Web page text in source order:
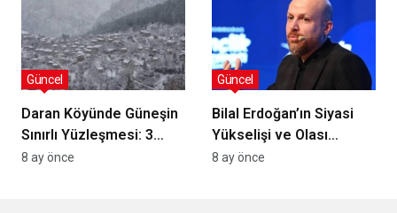
Daran Köyünde Güneşin
Sınırlı Yüzleşmesi: 3
Saatlik Aydınlık Döngüsü
Güncel
8 ay önce
Bilal Erdoğan’ın Siyasi
Yükselişi ve Olası
Cumhurbaşkanlığı
Güncel
8 ay önce